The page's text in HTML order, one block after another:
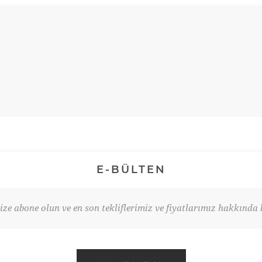
E-BÜLTEN
abone olun ve en son tekliflerimiz ve fiyatlarımız hakkında